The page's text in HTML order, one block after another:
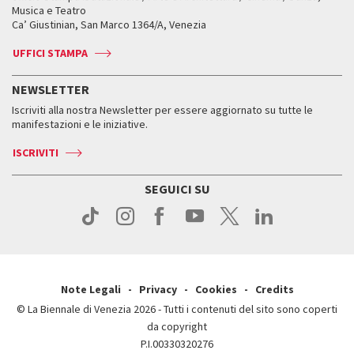
Come raggiungerci
Press
Orari e sedi
Accrediti
Come raggiungerci
Orari e sedi
Biglietti
Accrediti
Come raggiungerci
Contatti
Press
Come raggiungerci
Press
Leone d’oro alla carriera
Leone d’argento
Edizioni passate
Orari e sedi
Biglietti
Servizi al pubblico
Come raggiungerci
Contatti
Biennale College ASAC
ASAC DATI
Storia
Orari e sedi
Musica e Teatro
Ca’ Giustinian, San Marco 1364/A, Venezia
UFFICI STAMPA
NEWSLETTER
Iscriviti alla nostra Newsletter per essere aggiornato su tutte le
manifestazioni e le iniziative.
ISCRIVITI
SEGUICI SU
Note Legali Privacy Cookies
Credits
© La Biennale di Venezia 2026 - Tutti i contenuti del sito sono coperti
da copyright
P.I.00330320276